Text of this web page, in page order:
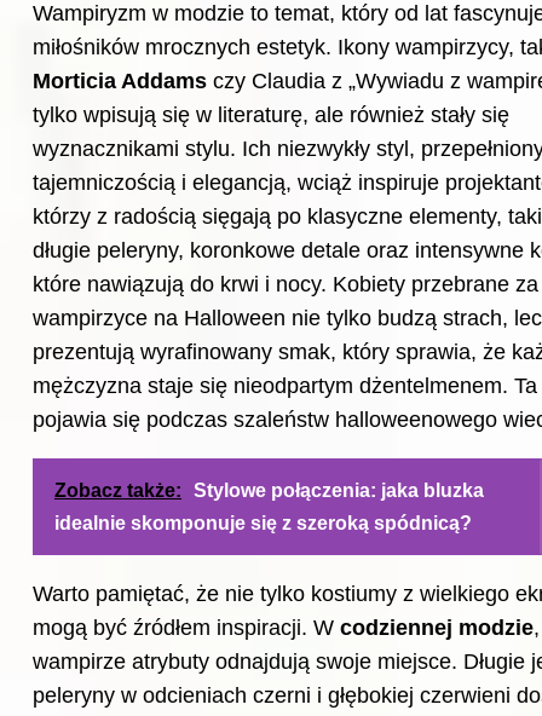
Wampiryzm w modzie to temat, który od lat
miłośników mrocznych estetyk. Ikony wampirzycy,
Morticia Addams czy Claudia z „Wywiadu z
tylko wpisują się w literaturę, ale również stały się
wyznacznikami stylu. Ich niezwykły styl,
tajemniczością i elegancją, wciąż inspiruje
którzy z radością sięgają po klasyczne elementy,
długie peleryny, koronkowe detale oraz intensywne
które nawiązują do krwi i nocy. Kobiety przebrane za
wampirzyce na Halloween nie tylko budzą strach,
prezentują wyrafinowany smak, który sprawia, że
mężczyzna staje się nieodpartym dżentelmenem.
pojawia się podczas szaleństw halloweenowego
Zobacz także:
Stylowe połączenia: jaka bluzka
idealnie skomponuje się z szeroką spódnicą?
Warto pamiętać, że nie tylko kostiumy z wielkiego
mogą być źródłem inspiracji. W codziennej modzie,
wampirze atrybuty odnajdują swoje miejsce. Długie
peleryny w odcieniach czerni i głębokiej czerwieni